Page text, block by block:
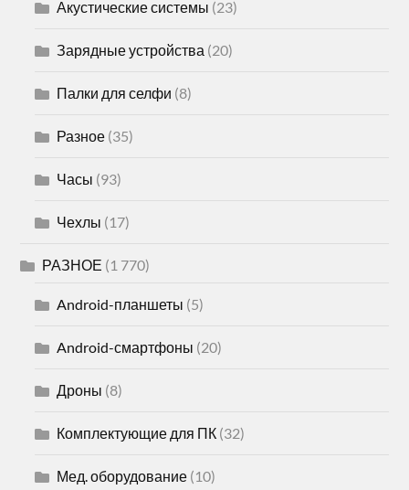
Акустические системы (23)
Зарядные устройства (20)
Палки для селфи (8)
Разное (35)
Часы (93)
Чехлы (17)
РАЗНОЕ (1 770)
Android-планшеты (5)
Android-смартфоны (20)
Дроны (8)
Комплектующие для ПК (32)
Мед. оборудование (10)